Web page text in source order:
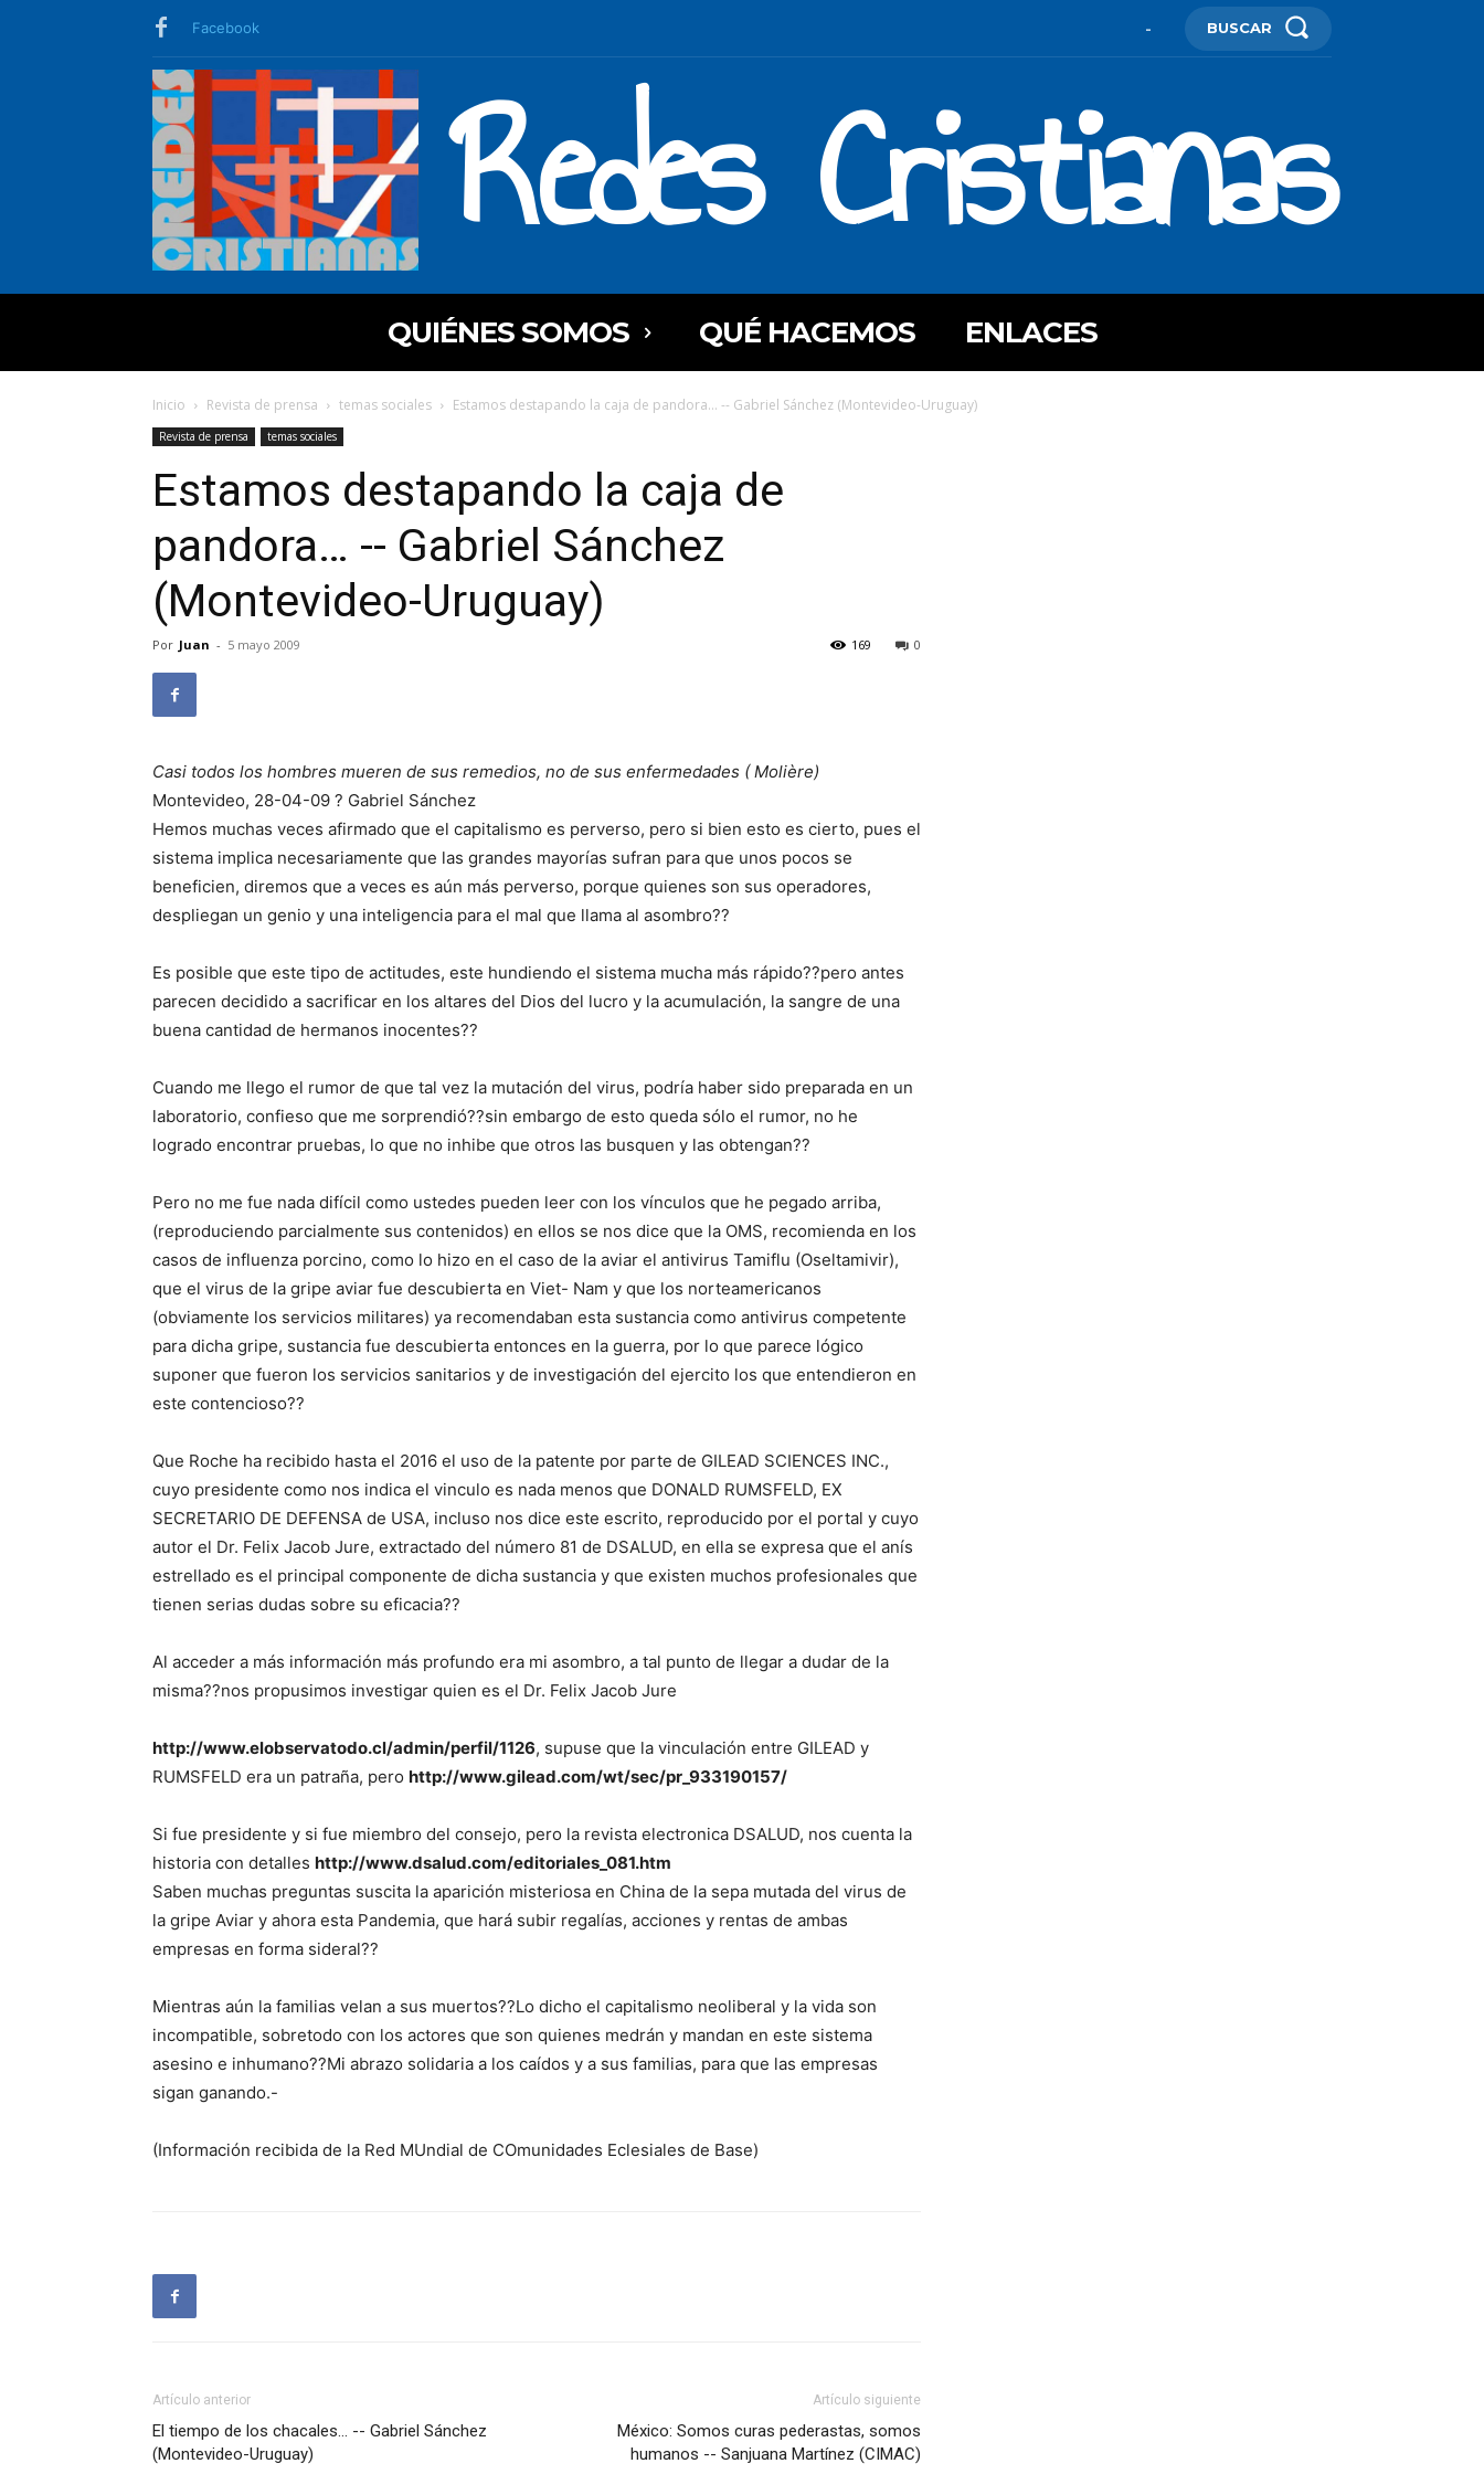
Facebook - BUSCAR
Redes Cristianas
QUIÉNES SOMOS QUÉ HACEMOS ENLACES
Inicio Revista de prensa temas sociales Estamos destapando la caja de pandora… -- Gabriel Sánchez (Montevideo-Uruguay)
Revista de prensa temas sociales
Estamos destapando la caja de
pandora… -- Gabriel Sánchez
(Montevideo-Uruguay)
Por Juan - 5 mayo 2009 0
169
Casi todos los hombres mueren de sus remedios, no de sus enfermedades ( Molière)
Montevideo, 28-04-09 ? Gabriel Sánchez
Hemos muchas veces afirmado que el capitalismo es perverso, pero si bien esto es cierto, pues el
sistema implica necesariamente que las grandes mayorías sufran para que unos pocos se
beneficien, diremos que a veces es aún más perverso, porque quienes son sus operadores,
despliegan un genio y una inteligencia para el mal que llama al asombro??
Es posible que este tipo de actitudes, este hundiendo el sistema mucha más rápido??pero antes
parecen decidido a sacrificar en los altares del Dios del lucro y la acumulación, la sangre de una
buena cantidad de hermanos inocentes??
Cuando me llego el rumor de que tal vez la mutación del virus, podría haber sido preparada en un
laboratorio, confieso que me sorprendió??sin embargo de esto queda sólo el rumor, no he
logrado encontrar pruebas, lo que no inhibe que otros las busquen y las obtengan??
Pero no me fue nada difícil como ustedes pueden leer con los vínculos que he pegado arriba,
(reproduciendo parcialmente sus contenidos) en ellos se nos dice que la OMS, recomienda en los
casos de influenza porcino, como lo hizo en el caso de la aviar el antivirus Tamiflu (Oseltamivir),
que el virus de la gripe aviar fue descubierta en Viet- Nam y que los norteamericanos
(obviamente los servicios militares) ya recomendaban esta sustancia como antivirus competente
para dicha gripe, sustancia fue descubierta entonces en la guerra, por lo que parece lógico
suponer que fueron los servicios sanitarios y de investigación del ejercito los que entendieron en
este contencioso??
Que Roche ha recibido hasta el 2016 el uso de la patente por parte de GILEAD SCIENCES INC.,
cuyo presidente como nos indica el vinculo es nada menos que DONALD RUMSFELD, EX
SECRETARIO DE DEFENSA de USA, incluso nos dice este escrito, reproducido por el portal y cuyo
autor el Dr. Felix Jacob Jure, extractado del número 81 de DSALUD, en ella se expresa que el anís
estrellado es el principal componente de dicha sustancia y que existen muchos profesionales que
tienen serias dudas sobre su eficacia??
Al acceder a más información más profundo era mi asombro, a tal punto de llegar a dudar de la
misma??nos propusimos investigar quien es el Dr. Felix Jacob Jure
http://www.elobservatodo.cl/admin/perfil/1126, supuse que la vinculación entre GILEAD y
RUMSFELD era un patraña, pero http://www.gilead.com/wt/sec/pr_933190157/
Si fue presidente y si fue miembro del consejo, pero la revista electronica DSALUD, nos cuenta la
historia con detalles http://www.dsalud.com/editoriales_081.htm
Saben muchas preguntas suscita la aparición misteriosa en China de la sepa mutada del virus de
la gripe Aviar y ahora esta Pandemia, que hará subir regalías, acciones y rentas de ambas
empresas en forma sideral??
Mientras aún la familias velan a sus muertos??Lo dicho el capitalismo neoliberal y la vida son
incompatible, sobretodo con los actores que son quienes medrán y mandan en este sistema
asesino e inhumano??Mi abrazo solidaria a los caídos y a sus familias, para que las empresas
sigan ganando.-
(Información recibida de la Red MUndial de COmunidades Eclesiales de Base)
Artículo anterior
El tiempo de los chacales… -- Gabriel Sánchez
(Montevideo-Uruguay)
Artículo siguiente
México: Somos curas pederastas, somos
humanos -- Sanjuana Martínez (CIMAC)